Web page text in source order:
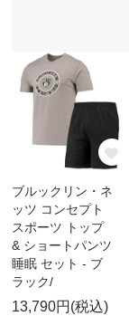
ブルックリン・ネ
ッツ コンセプト
スポーツ トップ
& ショートパンツ
睡眠 セット - ブ
ラック/
13,790円(税込)